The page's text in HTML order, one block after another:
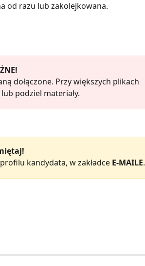
od razu lub zakolejkowana.
dołączone. Przy większych plikach
podziel materiały.
kandydata, w zakładce E-MAILE.